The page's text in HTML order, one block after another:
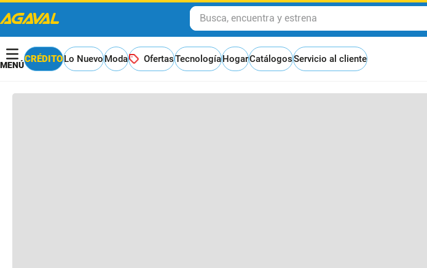
Busca, encuentra y estrena
CRÉDITOLo NuevoModa OfertasTecnologíaHogarCatálogosServicio al cliente
Otros clientes compraron